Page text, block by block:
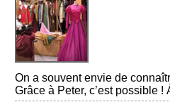
On a souvent envie de
Grâce à Peter, c’est possible !